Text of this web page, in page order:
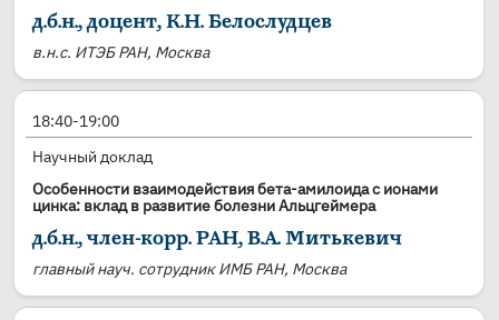
д.б.н., доцент, К.Н. Белослудцев
в.н.с. ИТЭБ РАН, Москва
18:40-19:00
Научный доклад
Особенности взаимодействия бета-амилоида с ионами
цинка: вклад в развитие болезни Альцгеймера
д.б.н., член-корр. РАН, В.А. Митькевич
главный науч. сотрудник ИМБ РАН, Москва